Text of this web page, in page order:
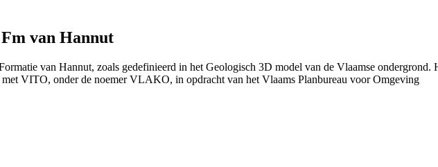
van Hannut
van Hannut, zoals gedefinieerd in het Geologisch 3D model van de Vlaamse
met VITO, onder de noemer VLAKO, in opdracht van het Vlaams Planbureau voor Omgeving